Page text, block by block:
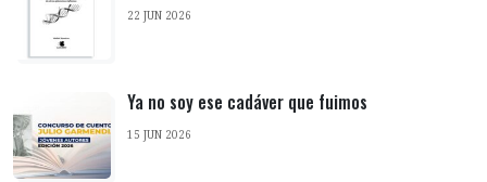
22 JUN 2026
Ya no soy ese cadáver que fuimos
15 JUN 2026